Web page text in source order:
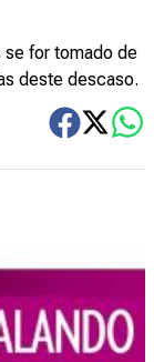
se for tomado de
deste descaso.